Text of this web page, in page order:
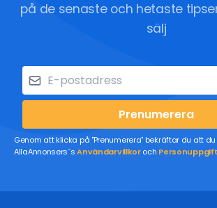
på de senaste och hetaste
sälj
Prenumerera
Genom att klicka på "Prenumerera" bekräftar du att
AllaAnnonsers´sAnvändarvillkoroch